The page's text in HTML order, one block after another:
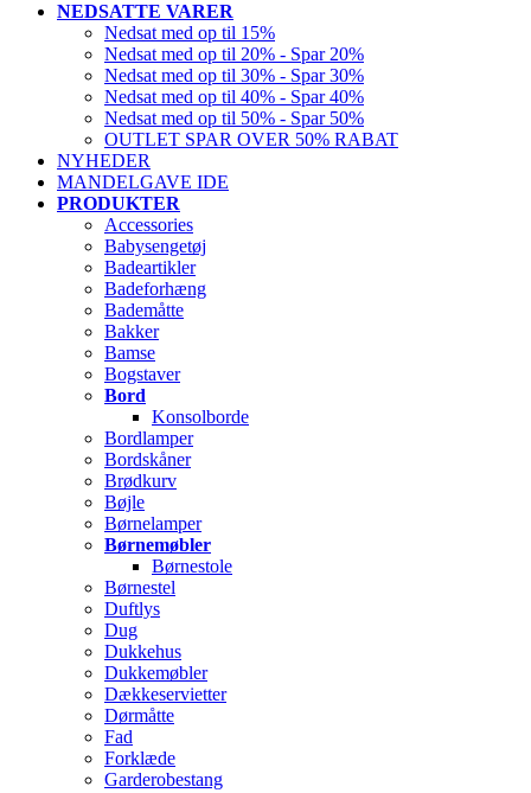
NEDSATTE VARER
Nedsat med op til 15%
Nedsat med op til 20% - Spar 20%
Nedsat med op til 30% - Spar 30%
Nedsat med op til 40% - Spar 40%
Nedsat med op til 50% - Spar 50%
OUTLET SPAR OVER 50% RABAT
NYHEDER
MANDELGAVE IDE
PRODUKTER
Accessories
Babysengetøj
Badeartikler
Badeforhæng
Bademåtte
Bakker
Bamse
Bogstaver
Bord
Konsolborde
Bordlamper
Bordskåner
Brødkurv
Bøjle
Børnelamper
Børnemøbler
Børnestole
Børnestel
Duftlys
Dug
Dukkehus
Dukkemøbler
Dækkeservietter
Dørmåtte
Fad
Forklæde
Garderobestang